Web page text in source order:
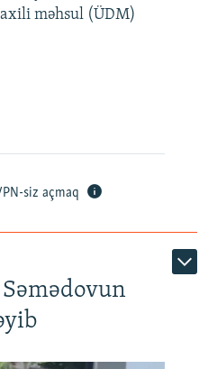
360p 480p
480p
məhsul (ÜDM)
siz açmaq